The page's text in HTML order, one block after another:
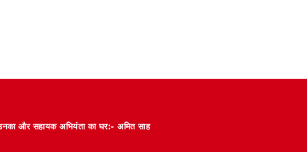
और सहायक अभियंता का घर:- अमित साह